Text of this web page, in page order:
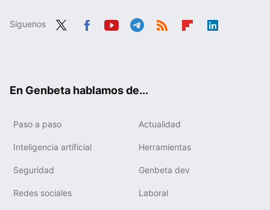
Síguenos
En Genbeta hablamos de...
Paso a paso Actualidad
Inteligencia artificial Herramientas
Seguridad Genbeta dev
Redes sociales Laboral